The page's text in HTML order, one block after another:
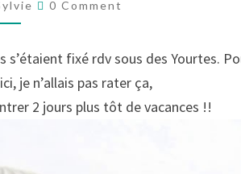
LA
0 Comment
s’étaient fixé rdv sous des Yourtes.
je n’allais pas rater ça,
2 jours plus tôt de vacances !!